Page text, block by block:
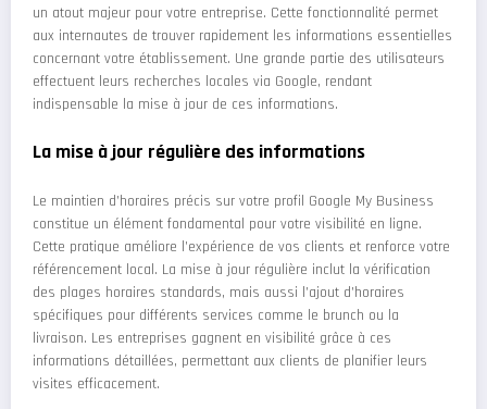
un atout majeur pour votre entreprise. Cette fonctionnalité permet
aux internautes de trouver rapidement les informations essentielles
concernant votre établissement. Une grande partie des utilisateurs
effectuent leurs recherches locales via Google, rendant
indispensable la mise à jour de ces informations.
La mise à jour régulière des informations
Le maintien d’horaires précis sur votre profil Google My Business
constitue un élément fondamental pour votre visibilité en ligne.
Cette pratique améliore l’expérience de vos clients et renforce votre
référencement local. La mise à jour régulière inclut la vérification
des plages horaires standards, mais aussi l’ajout d’horaires
spécifiques pour différents services comme le brunch ou la
livraison. Les entreprises gagnent en visibilité grâce à ces
informations détaillées, permettant aux clients de planifier leurs
visites efficacement.